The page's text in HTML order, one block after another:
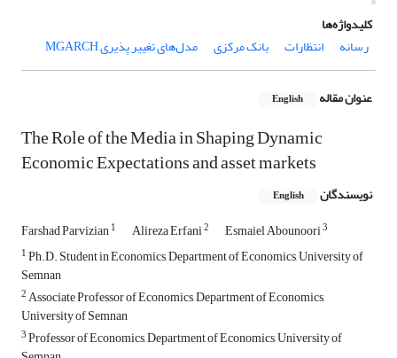
کلیدواژه‌ها
رسانه
انتظارات بانک مرکزی مدل‌های تغییر پذیری MGARCH
عنوان مقاله English
The Role of the Media in Shaping Dynamic
Economic Expectations and asset markets
نویسندگان English
Farshad Parvizian1 Alireza Erfani2 Esmaiel Abounoori3
1Ph.D. Student in Economics, Department of Economics, University of
Semnan
2Associate Professor of Economics, Department of Economics,
University of Semnan
3Professor of Economics, Department of Economics, University of